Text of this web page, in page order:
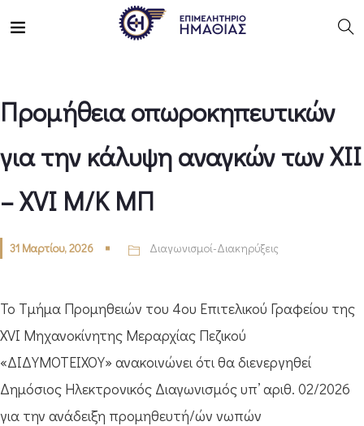
Προμήθεια οπωροκηπευτικών
για την κάλυψη αναγκών των ΧΙΙ
– XVI Μ/Κ ΜΠ
31 Μαρτίου, 2026 Διαγωνισμοί-Διακηρύξεις
Το Τμήμα Προμηθειών του 4ου Επιτελικού Γραφείου της
XVΙ Μηχανοκίνητης Μεραρχίας Πεζικού
«ΔΙΔΥΜΟΤΕΙΧΟΥ» ανακοινώνει ότι θα διενεργηθεί
Δημόσιος Ηλεκτρονικός Διαγωνισμός υπ’ αριθ. 02/2026
για την ανάδειξη προμηθευτή/ών νωπών